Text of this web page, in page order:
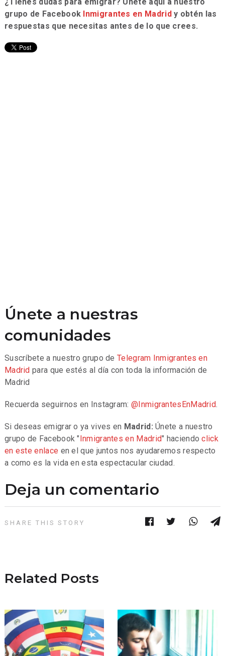
grupo de Facebook Inmigrantes en Madridy obtén las
respuestas que necesitas antes de lo que crees.
Únete a nuestras
comunidades
Suscríbete a nuestro grupo deTelegram Inmigrantes en
Madrid para que estés al día con toda la información de
Madrid
Recuerda seguirnos en Instagram: @InmigrantesEnMadrid.
Si deseas emigrar o ya vives en Madrid:Únete a nuestro
grupo de Facebook "Inmigrantes en Madrid" haciendoclick
en este enlace en el que juntos nos ayudaremos respecto
a como es la vida en esta espectacular ciudad.
Deja un comentario
SHARE THIS STORY
Related Posts